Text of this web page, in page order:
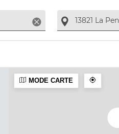
Supprimer
MODE CARTE